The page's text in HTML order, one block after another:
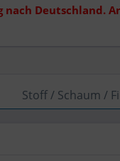
nach Deutschland.
Stoff / Schaum /